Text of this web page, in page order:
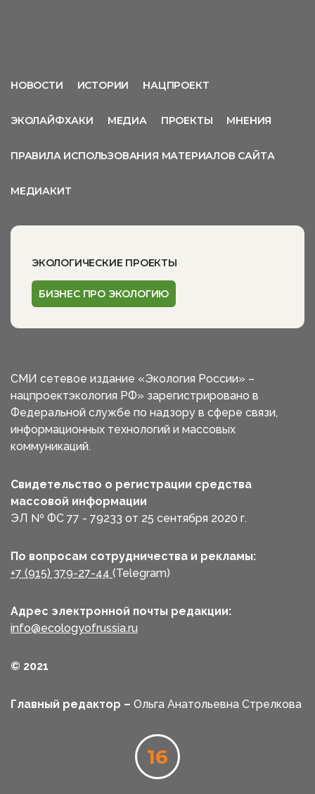
НОВОСТИ ИСТОРИИ НАЦПРОЕКТ
ЭКОЛАЙФХАКИ МЕДИА ПРОЕКТЫ МНЕНИЯ
ПРАВИЛА ИСПОЛЬЗОВАНИЯ МАТЕРИАЛОВ САЙТА
МЕДИАКИТ
ЭКОЛОГИЧЕСКИЕ ПРОЕКТЫ
БИЗНЕС ПРО ЭКОЛОГИЮ
СМИ сетевое издание «Экология России» –
нацпроектэкология РФ» зарегистрировано в
Федеральной службе по надзору в сфере связи,
информационных технологий и массовых
коммуникаций.
Свидетельство о регистрации средства
массовой информации
ЭЛ № ФС 77 - 79233 от 25 сентября 2020 г.
По вопросам сотрудничества и рекламы:
+7 (915) 379-27-44 (Telegram)
Адрес электронной почты редакции:
info@ecologyofrussia.ru
© 2021
Главный редактор – Ольга Анатольевна Стрелкова
16